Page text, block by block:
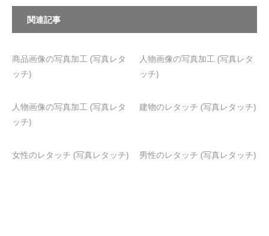
関連記事
商品画像の写真加工 (写真レタ
ッチ)
人物画像の写真加工 (写真レタ
ッチ)
人物画像の写真加工 (写真レタ
ッチ)
建物のレタッチ (写真レタッチ)
女性のレタッチ (写真レタッチ) 男性のレタッチ (写真レタッチ)